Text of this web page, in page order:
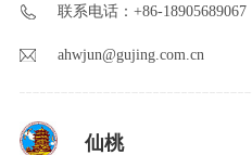
联系电话：+86-18905689067
ahwjun@gujing.com.cn
仙桃